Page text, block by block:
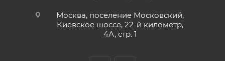
Москва, поселение Московский,
Киевское шоссе, 22-й километр,
4А, стр. 1